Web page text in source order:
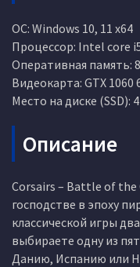
ОС: Windows 10, 11 x64
Процессор: Intel core
Оперативная память:
Видеокарта: GTX 1060
Место на диске (SSD):
Описание
Corsairs – Battle of the
господстве в эпоху
классической игры
выбираете одну из
Данию, Испанию или